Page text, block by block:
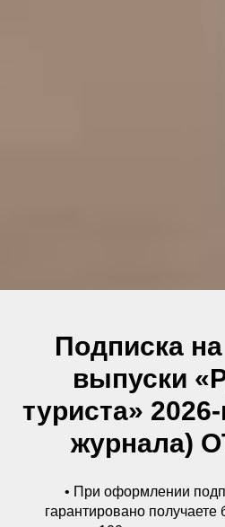
Подписка
выпуски
туриста»
журнала)
• При оформлении
гарантировано